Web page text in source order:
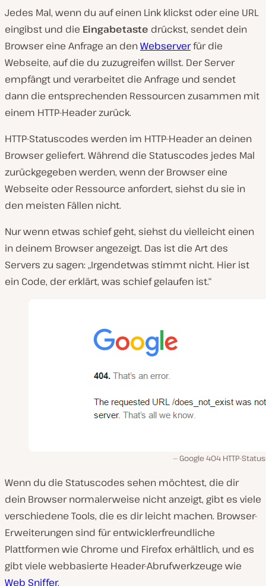
d
o
a
b
s
p
l
n
Jedes Mal, wenn du auf einen Link klickst oder eine URL
eingibst und die Eingabetaste drückst, sendet dein
Browser eine Anfrage an denWebserverfür die
Webseite, auf die du zuzugreifen willst. Der Server
empfängt und verarbeitet die Anfrage und sendet
dann die entsprechenden Ressourcen zusammen mit
einem HTTP-Header zurück.
HTTP-Statuscodes werden im HTTP-Header an deinen
Browser geliefert. Während die Statuscodes jedes Mal
zurückgegeben werden, wenn der Browser eine
Webseite oder Ressource anfordert, siehst du sie in
den meisten Fällen nicht.
Nur wenn etwas schief geht, siehst du vielleicht einen
in deinem Browser angezeigt. Das ist die Art des
Servers zu sagen: „Irgendetwas stimmt nicht. Hier ist
ein Code, der erklärt, was schief gelaufen ist.“
Google 404 HTTP-
Wenn du die Statuscodes sehen möchtest, die dir
dein Browser normalerweise nicht anzeigt, gibt es viele
verschiedene Tools, die es dir leicht machen. Browser-
Erweiterungen sind für entwicklerfreundliche
Plattformen wie Chrome und Firefox erhältlich, und es
gibt viele webbasierte Header-Abrufwerkzeuge wie
Web Sniffer.